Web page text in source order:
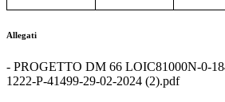
Allegati
- PROGETTO DM 66 LOIC81000N-0-
1222-P-41499-29-02-2024 (2).pdf